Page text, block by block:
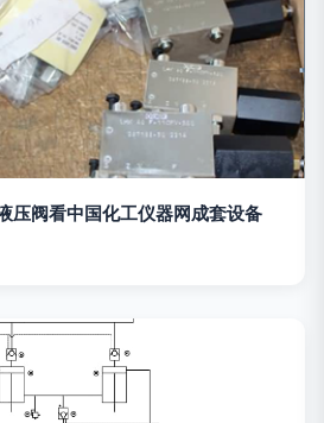
阀看中国化工仪器网成套设备